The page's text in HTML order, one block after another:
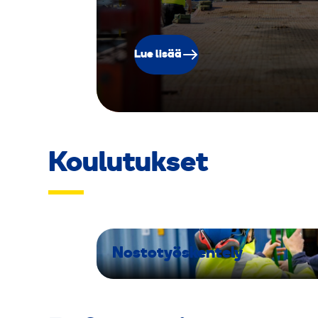
g
Lue lisää
Koulutukset
Nostotyöskentely